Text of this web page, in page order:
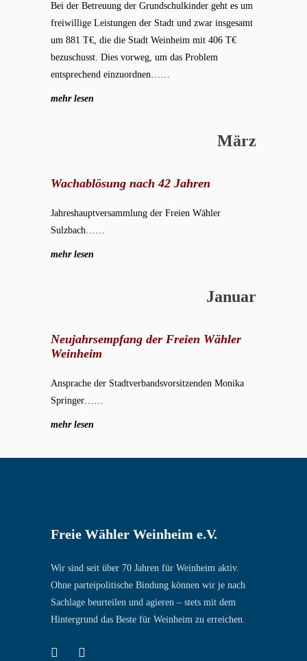
Bei der Betreuung der Grundschulkinder geht es um
freiwillige Leistungen der Stadt und zwar insgesamt
um 881 T€, die die Stadt Weinheim mit 406 T€
bezuschusst. Dies vorweg, um das Problem
entsprechend einzuordnen……
mehr lesen
März
Wachablösung nach 42 Jahren
Jahreshauptversammlung der Freien Wähler
Sulzbach……
mehr lesen
Januar
Neujahrsempfang der Freien Wähler
Weinheim
Ansprache der Stadtverbandsvorsitzenden Monika
Springer……
mehr lesen
Freie Wähler Weinheim e.V.
Wir sind seit über 70 Jahren für Weinheim aktiv.
Ohne parteipolitische Bindung können wir je nach
Sachlage beurteilen und agieren – stets mit dem
Hintergrund das Beste für Weinheim zu erreichen.